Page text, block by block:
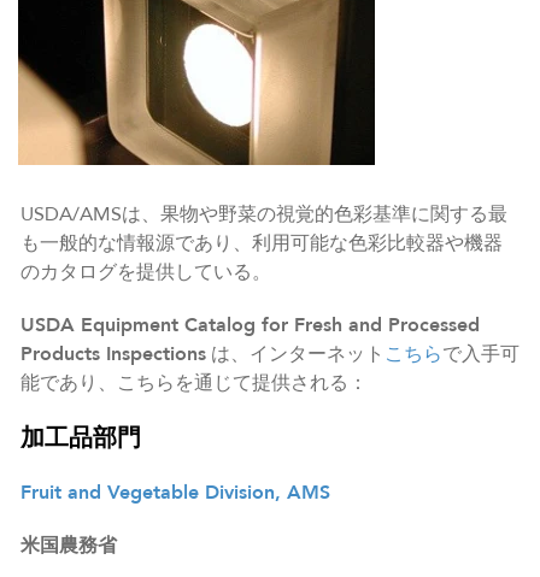
USDA/AMSは、果物や野菜の視覚的色彩基準に関する最
も一般的な情報源であり、利用可能な色彩比較器や機器
のカタログを提供している。
USDA Equipment Catalog for Fresh and Processed
Products Inspections は、インターネット こちらで入手可
能であり、こちらを通じて提供される：
加工品部門
Fruit and Vegetable Division, AMS
米国農務省